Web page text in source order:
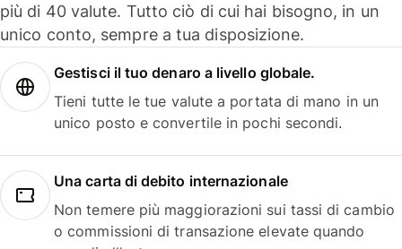
più di 40 valute. Tutto ciò di cui hai bisogno, in un
unico conto, sempre a tua disposizione.
Gestisci il tuo denaro a livello globale.
Tieni tutte le tue valute a portata di mano in un
unico posto e convertile in pochi secondi.
Una carta di debito internazionale
Non temere più maggiorazioni sui tassi di cambio
o commissioni di transazione elevate quando